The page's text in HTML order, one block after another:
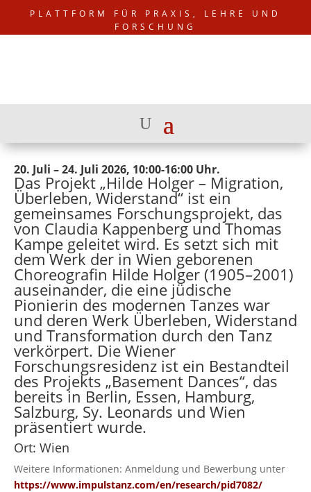
PLATTFORM FÜR PRAXIS, LEHRE UND
FORSCHUNG
20. Juli – 24. Juli 2026, 10:00-16:00 Uhr.
Das Projekt „Hilde Holger – Migration,
Überleben, Widerstand“ ist ein
gemeinsames Forschungsprojekt, das
von Claudia Kappenberg und Thomas
Kampe geleitet wird. Es setzt sich mit
dem Werk der in Wien geborenen
Choreografin Hilde Holger (1905–2001)
auseinander, die eine jüdische
Pionierin des modernen Tanzes war
und deren Werk Überleben, Widerstand
und Transformation durch den Tanz
verkörpert. Die Wiener
Forschungsresidenz ist ein Bestandteil
des Projekts „Basement Dances“, das
bereits in Berlin, Essen, Hamburg,
Salzburg, Sy. Leonards und Wien
präsentiert wurde.
Ort: Wien
Weitere Informationen: Anmeldung und Bewerbung unter
https://www.impulstanz.com/en/research/pid7082/